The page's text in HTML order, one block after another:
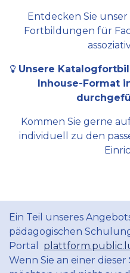
Entdecken Sie
Fortbildungen für
Unsere
Inhouse-Format
Kommen Sie gerne
individuell zu den
Ein Teil unseres
pädagogischen
Portal
Wenn Sie an einer